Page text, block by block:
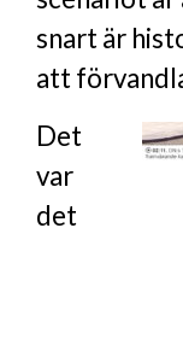
snart är
att
Det
var
det